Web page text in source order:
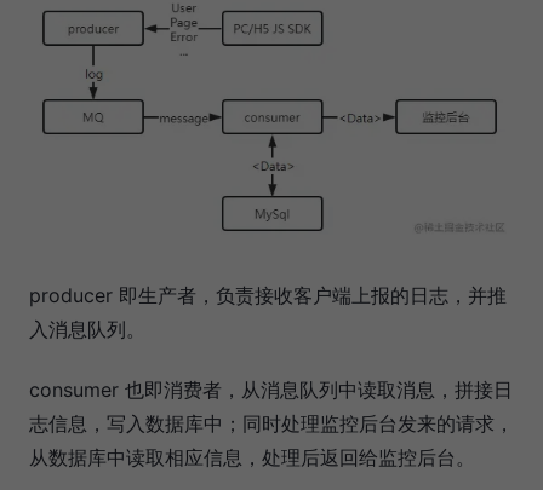
producer 即生产者，负责接收客户端上报的日志，并推
入消息队列。
consumer 也即消费者，从消息队列中读取消息，拼接日
志信息，写入数据库中；同时处理监控后台发来的请求，
从数据库中读取相应信息，处理后返回给监控后台。